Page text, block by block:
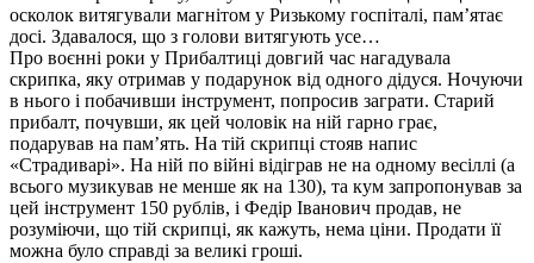
осколок витягували магнітом у Ризькому госпіталі, пам’ятає
досі. Здавалося, що з голови витягують усе…
Про воєнні роки у Прибалтиці довгий час нагадувала
скрипка, яку отримав у подарунок від одного дідуся. Ночуючи
в нього і побачивши інструмент, попросив заграти. Старий
прибалт, почувши, як цей чоловік на ній гарно грає,
подарував на пам’ять. На тій скрипці стояв напис
«Страдиварі». На ній по війні відіграв не на одному весіллі (а
всього музикував не менше як на 130), та кум запропонував за
цей інструмент 150 рублів, і Федір Іванович продав, не
розуміючи, що тій скрипці, як кажуть, нема ціни. Продати її
можна було справді за великі гроші.